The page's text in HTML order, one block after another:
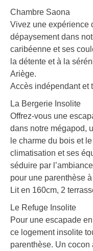
Chambre Saona
Vivez une expérience
dépaysement dans
caribéenne et ses
la détente et à la
Ariège.
Accès indépendant et
La Bergerie Insolite
Offrez-vous une
dans notre mégapod,
le charme du bois et
climatisation et ses
séduire par
pour une parenthèse
Lit en 160cm, 2
Le Refuge Insolite
Pour une escapade
ce logement insolite
parenthèse. Un